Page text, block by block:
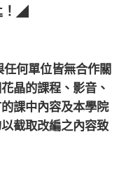
◢
任何單位皆無合作關
晶的課程、影音、
課中內容及本學院
截取改編之內容致